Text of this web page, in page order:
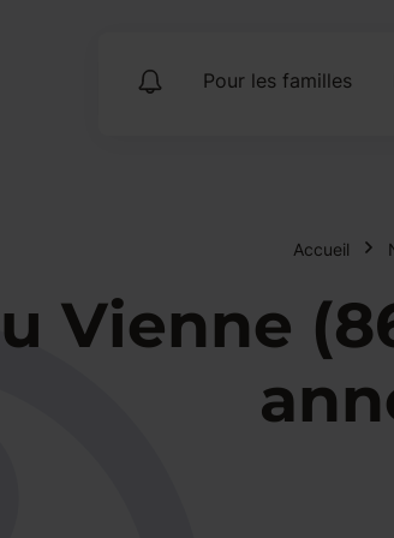
Pour les familles
Accueil
Vienne